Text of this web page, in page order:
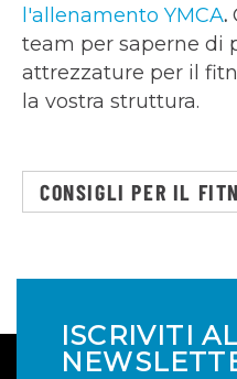
l'allenamento YMCA.
team per saperne di
attrezzature per il
la vostra struttura.
CONSIGLI PER IL
ISCRIVITI